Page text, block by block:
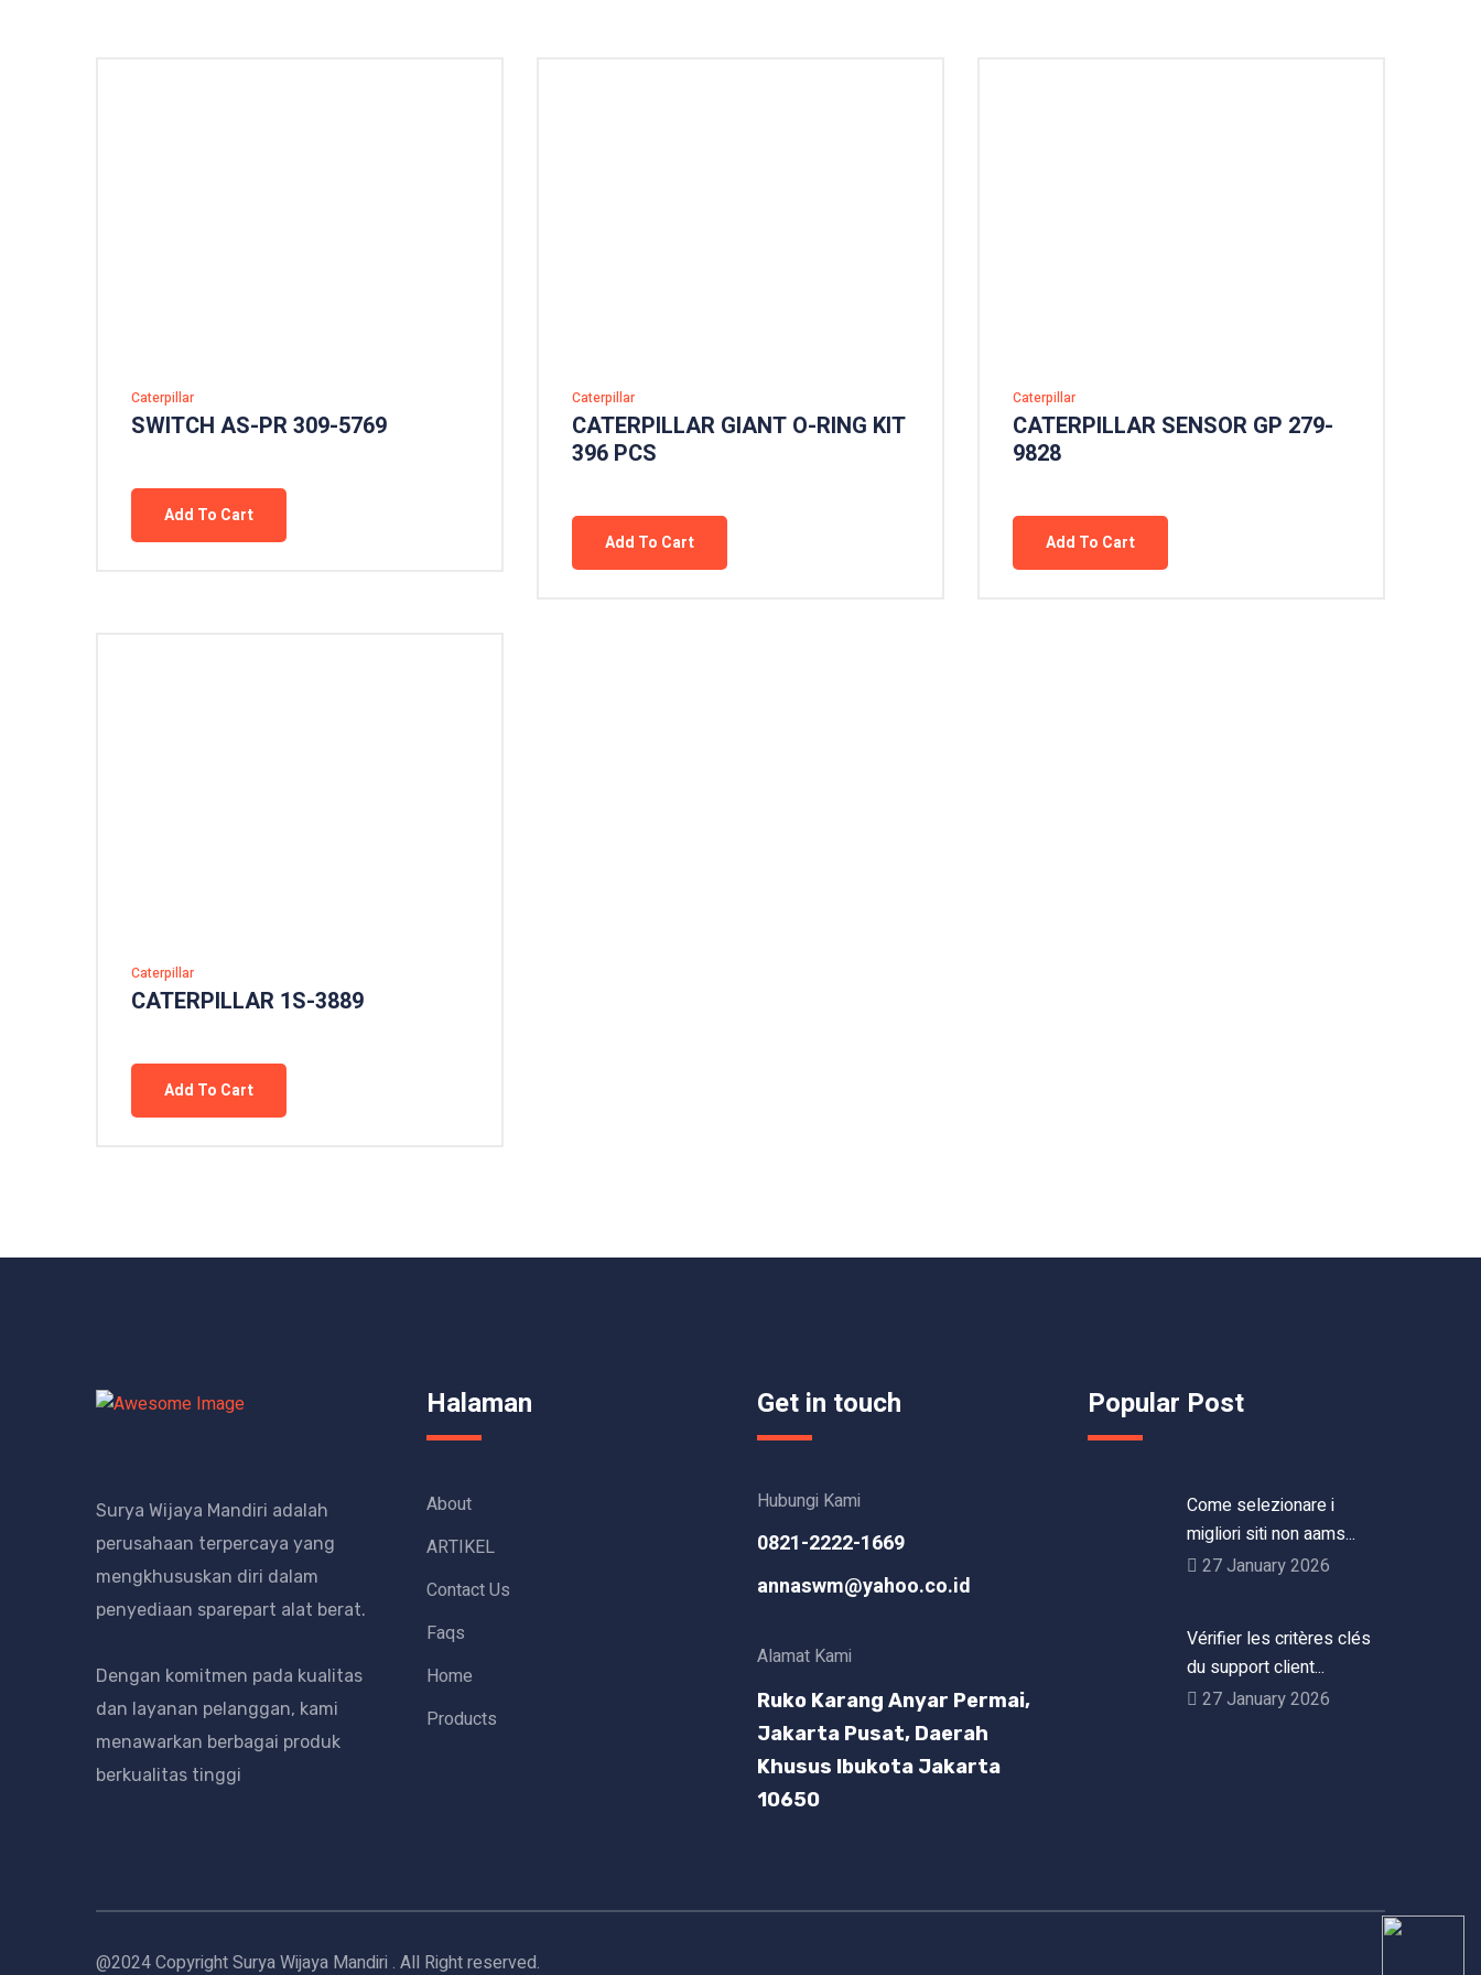
Caterpillar
SWITCH AS-PR 309-5769
Add To Cart
Caterpillar
CATERPILLAR GIANT O-RING KIT
396 PCS
Add To Cart
Caterpillar
CATERPILLAR SENSOR GP 279-
9828
Add To Cart
Caterpillar
CATERPILLAR 1S-3889
Add To Cart
Surya Wijaya Mandiri adalah
perusahaan terpercaya yang
mengkhususkan diri dalam
penyediaan sparepart alat berat.
Dengan komitmen pada kualitas
dan layanan pelanggan, kami
menawarkan berbagai produk
berkualitas tinggi
Halaman
About
ARTIKEL
Contact Us
Faqs
Home
Products
Get in touch
Hubungi Kami
0821-2222-1669
annaswm@yahoo.co.id
Alamat Kami
Ruko Karang Anyar Permai,
Jakarta Pusat, Daerah
Khusus Ibukota Jakarta
10650
Popular Post
Come selezionare i
migliori siti non aams...
27 January 2026
Vérifier les critères clés
du support client...
27 January 2026
@2024 Copyright Surya Wijaya Mandiri . All Right reserved.